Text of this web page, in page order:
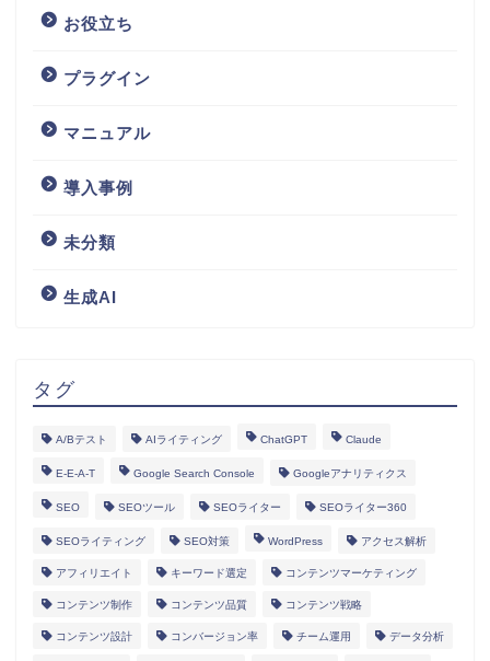
お役立ち
プラグイン
マニュアル
導入事例
未分類
生成AI
タグ
A/Bテスト AIライティング ChatGPT Claude
E-E-A-T Google Search Console Googleアナリティクス
SEO SEOツール SEOライター SEOライター360
SEOライティング SEO対策 WordPress アクセス解析
アフィリエイト キーワード選定 コンテンツマーケティング
コンテンツ制作 コンテンツ品質 コンテンツ戦略
コンテンツ設計 コンバージョン率 チーム運用 データ分析